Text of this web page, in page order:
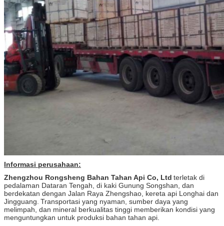
Informasi perusahaan:
Zhengzhou Rongsheng Bahan Tahan Api Co, Ltd terletak di
pedalaman Dataran Tengah, di kaki Gunung Songshan, dan
berdekatan dengan Jalan Raya Zhengshao, kereta api Longhai dan
Jingguang. Transportasi yang nyaman, sumber daya yang
melimpah, dan mineral berkualitas tinggi memberikan kondisi yang
menguntungkan untuk produksi bahan tahan api.